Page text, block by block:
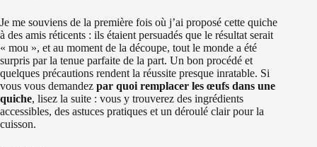
Je me souviens de la première fois où j’ai proposé cette quiche
à des amis réticents : ils étaient persuadés que le résultat serait
« mou », et au moment de la découpe, tout le monde a été
surpris par la tenue parfaite de la part. Un bon procédé et
quelques précautions rendent la réussite presque inratable. Si
vous vous demandez par quoi remplacer les œufs dans une
quiche, lisez la suite : vous y trouverez des ingrédients
accessibles, des astuces pratiques et un déroulé clair pour la
cuisson.